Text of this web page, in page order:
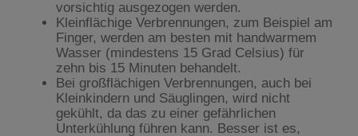
vorsichtig ausgezogen werden.
Kleinflächige Verbrennungen, zum Beispiel am
Finger, werden am besten mit handwarmem
Wasser (mindestens 15 Grad Celsius) für
zehn bis 15 Minuten behandelt.
Bei großflächigen Verbrennungen, auch bei
Kleinkindern und Säuglingen, wird nicht
gekühlt, da das zu einer gefährlichen
Unterkühlung führen kann. Besser ist es,